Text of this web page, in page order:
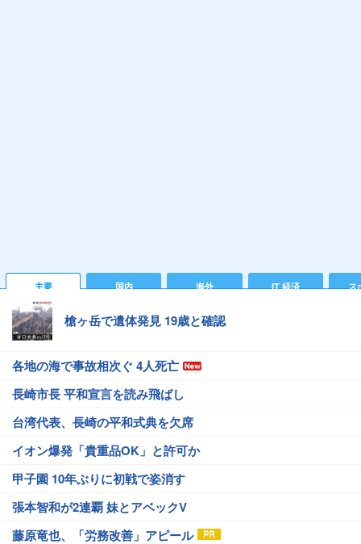
主要 国内 海外 IT 経済 ス
槍ヶ岳で遺体発見 19歳と確認
各地の海で事故相次ぐ 4人死亡
長崎市長 平和宣言を読み飛ばし
台湾代表、長崎の平和式典を欠席
イオン爆発「貴重品OK」と許可か
甲子園 10年ぶりに初戦で姿消す
張本智和が2連覇 妹とアベックV
藤原竜也、「労務改善」アピール